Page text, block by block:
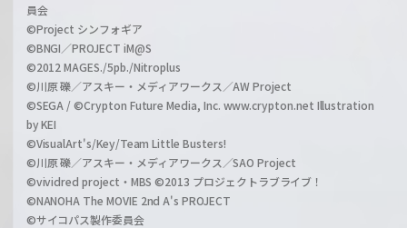
員会
©Project シンフォギア
©BNGI／PROJECT iM@S
©2012 MAGES./5pb./Nitroplus
©川原 礫／アスキー・メディアワークス／AW Project
©SEGA / ©Crypton Future Media, Inc. www.crypton.net Illustration
by KEI
©VisualArt's/Key/Team Little Busters!
©川原 礫／アスキー・メディアワークス／SAO Project
©vividred project・MBS ©2013 プロジェクトラブライブ！
©NANOHA The MOVIE 2nd A's PROJECT
©サイコパス製作委員会